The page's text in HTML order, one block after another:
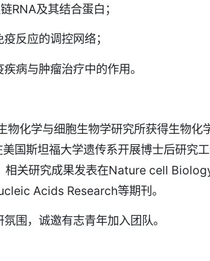
RNA及其结合蛋白；
反应的调控网络；
病与肿瘤治疗中的作用。
物化学与细胞生物学研究所获得生物化
国斯坦福大学遗传系开展博士后研究
相关研究成果发表在Nature cell
Acids Research等期刊。
围，诚邀有志青年加入团队。